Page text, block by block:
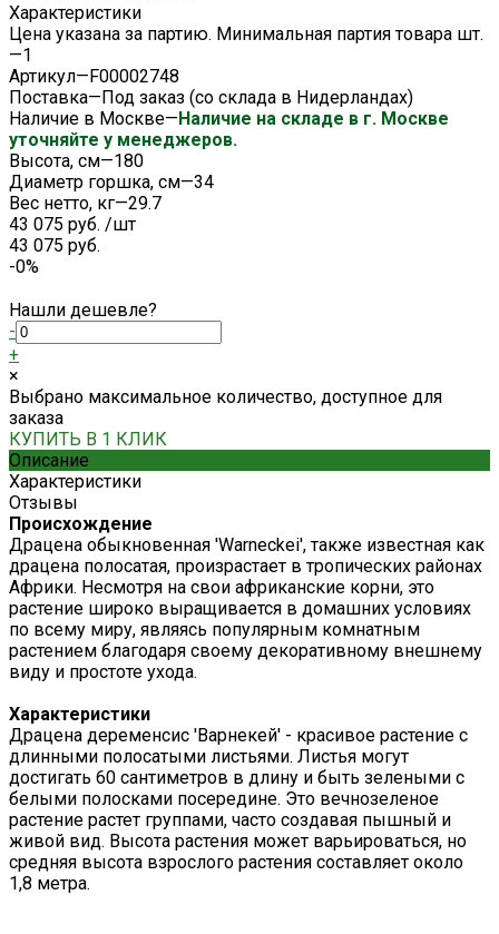
Характеристики
Цена указана за партию. Минимальная партия товара шт.
—1
Артикул—F00002748
Поставка—Под заказ (со склада в Нидерландах)
Наличие в Москве—Наличие на складе в г. Москве
уточняйте у менеджеров.
Высота, см—180
Диаметр горшка, см—34
Вес нетто, кг—29.7
43 075 руб. /шт
43 075 руб.
-0%
Нашли дешевле?
-
+
×
Выбрано максимальное количество, доступное для
заказа
КУПИТЬ В 1 КЛИК
Описание
Характеристики
Отзывы
Происхождение
Драцена обыкновенная 'Warneckei', также известная как
драцена полосатая, произрастает в тропических районах
Африки. Несмотря на свои африканские корни, это
растение широко выращивается в домашних условиях
по всему миру, являясь популярным комнатным
растением благодаря своему декоративному внешнему
виду и простоте ухода.
Характеристики
Драцена деременсис 'Варнекей' - красивое растение с
длинными полосатыми листьями. Листья могут
достигать 60 сантиметров в длину и быть зелеными с
белыми полосками посередине. Это вечнозеленое
растение растет группами, часто создавая пышный и
живой вид. Высота растения может варьироваться, но
средняя высота взрослого растения составляет около
1,8 метра.